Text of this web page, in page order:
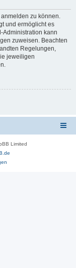
zu können.
und ermöglicht es
Administration kann
zuweisen. Beachten
Regelungen,
jeweiligen
Limited